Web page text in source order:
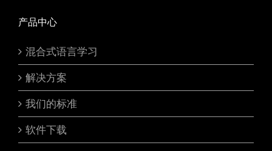
产品中心
混合式语言学习
解决方案
我们的标准
软件下载